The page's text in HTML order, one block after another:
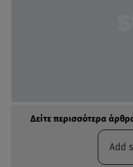
Δείτε περισσότερα
Add